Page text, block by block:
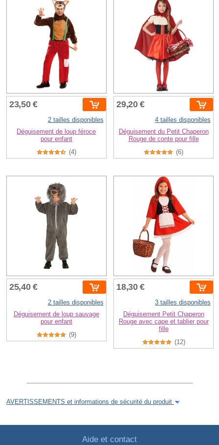
23,50 €
2 tailles disponibles
Déguisement de loup féroce
pour enfant
(4)
29,20 €
4 tailles disponibles
Déguisement du Petit Chaperon
Rouge de conte pour fille
(6)
25,40 €
2 tailles disponibles
Déguisement de loup sauvage
pour enfant
(9)
18,30 €
3 tailles disponibles
Déguisement Petit Chaperon
Rouge avec cape et tablier pour
fille
(12)
AVERTISSEMENTS et informations de sécurité du produit
Aide et contact